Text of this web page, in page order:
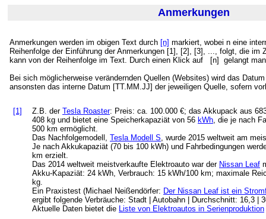
Anmerkungen
Anmerkungen werden im obigen Text durch [n] markiert, wobei n eine
Reihenfolge der Einführung der Anmerkungen [1], [2], [3], ..., folgt, die im
kann von der Reihenfolge im Text. Durch einen Klick auf
[n] gelangt
Bei sich möglicherweise verändernden Quellen (Websites) wird das
ansonsten das interne Datum [TT.MM.JJ] der jeweiligen Quelle, sofern
[1] Z.B. der Tesla Roaster: Preis: ca. 100.000 €; das Akkupack aus
408 kg und bietet eine Speicherkapaziät von 56 kWh, die je nach
500 km ermöglicht.
Das Nachfolgemodell, Tesla Modell S, wurde 2015 weltweit am
Je nach Akkukapaziät (70 bis 100 kWh) und Fahrbedingungen
km erzielt.
Das 2014 weltweit meistverkaufte Elektroauto war der Nissan Leaf
Akku-Kapaziät: 24 kWh, Verbrauch: 15 kWh/100 km; maximale
kg.
Ein Praxistest (Michael Neißendörfer: Der Nissan Leaf ist ein
ergibt folgende Verbräuche: Stadt | Autobahn | Durchschnitt: 16,3 |
Aktuelle Daten bietet die Liste von Elektroautos in Serienproduktion